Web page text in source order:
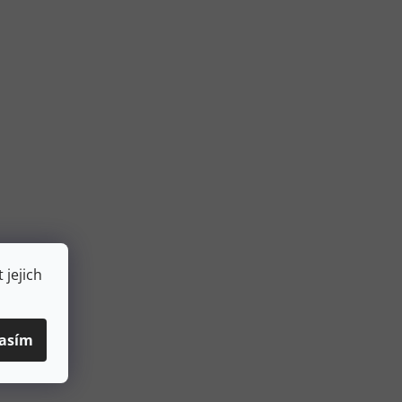
jejich